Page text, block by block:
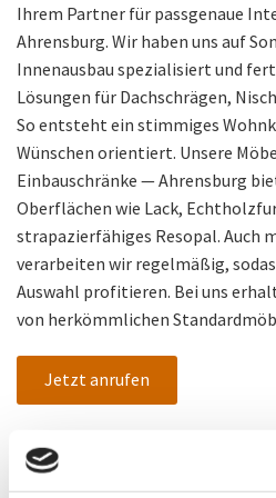
Ihrem Partner für passgenaue
Ahrensburg. Wir haben uns auf
Innenausbau spezialisiert und
Lösungen für Dachschrägen,
So entsteht ein stimmiges
Wünschen orientiert. Unsere
Einbauschränke — Ahrensburg
Oberflächen wie Lack,
strapazierfähiges Resopal. Auch
verarbeiten wir regelmäßig,
Auswahl profitieren. Bei uns
von herkömmlichen
Jetzt anrufen